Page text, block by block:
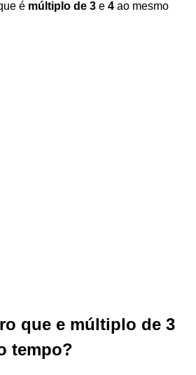
é múltiplo de 3 e 4 ao mesmo
que e múltiplo de 3
tempo?